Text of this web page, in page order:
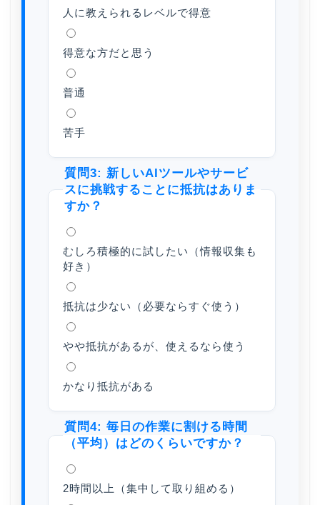
人に教えられるレベルで得意
得意な方だと思う
普通
苦手
質問3: 新しいAIツールやサービ
スに挑戦することに抵抗はありま
すか？
むしろ積極的に試したい（情報収集も
好き）
抵抗は少ない（必要ならすぐ使う）
やや抵抗があるが、使えるなら使う
かなり抵抗がある
質問4: 毎日の作業に割ける時間
（平均）はどのくらいですか？
2時間以上（集中して取り組める）